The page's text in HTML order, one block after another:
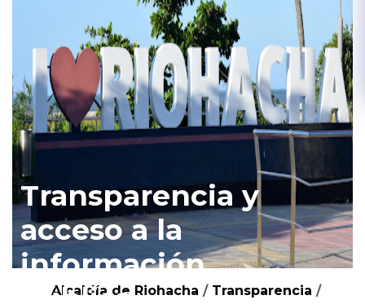
Transparencia y
acceso a la
información
Alcaldía de Riohacha / Transparencia /